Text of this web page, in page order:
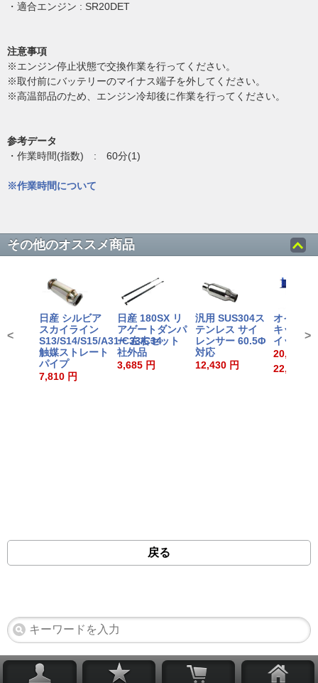
・適合エンジン : SR20DET
注意事項
※エンジン停止状態で交換作業を行ってください。
※取付前にバッテリーのマイナス端子を外してください。
※高温部品のため、エンジン冷却後に作業を行ってください。
参考データ
・作業時間(指数) : 60分(1)
※作業時間について
その他のオススメ商品
日産 シルビア
スカイライン
S13/S14/S15/A31/C33/C34
触媒ストレート
パイプ
7,810 円
日産 180SX リ
アゲートダンパ
ー 左右セット
社外品
3,685 円
汎用 SUS304ス
テンレス サイ
レンサー 60.5Φ
対応
12,430 円
オイルク
キット
イッチタ
20,999～
22,550 円
< >
戻る